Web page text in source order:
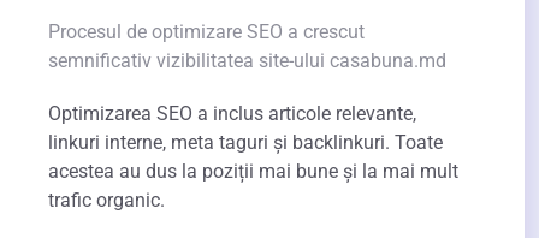
Procesul de optimizare SEO a crescut
semnificativ vizibilitatea site-ului casabuna.md
Optimizarea SEO a inclus articole relevante,
linkuri interne, meta taguri și backlinkuri. Toate
acestea au dus la poziții mai bune și la mai mult
trafic organic.